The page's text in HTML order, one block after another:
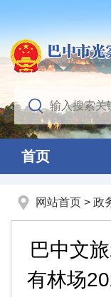
首页
网站首页 > 政
巴中文
有林场